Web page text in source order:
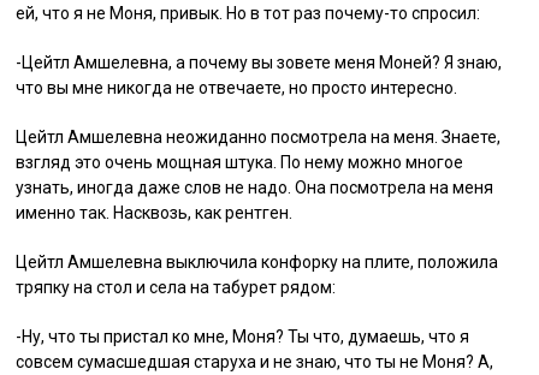
ей, что я не Моня, привык. Но в тот раз почему-то спросил:
-Цейтл Амшелевна, а почему вы зовете меня Моней? Я знаю,
что вы мне никогда не отвечаете, но просто интересно.
Цейтл Амшелевна неожиданно посмотрела на меня. Знаете,
взгляд это очень мощная штука. По нему можно многое
узнать, иногда даже слов не надо. Она посмотрела на меня
именно так. Насквозь, как рентген.
Цейтл Амшелевна выключила конфорку на плите, положила
тряпку на стол и села на табурет рядом:
-Ну, что ты пристал ко мне, Моня? Ты что, думаешь, что я
совсем сумасшедшая старуха и не знаю, что ты не Моня? А,